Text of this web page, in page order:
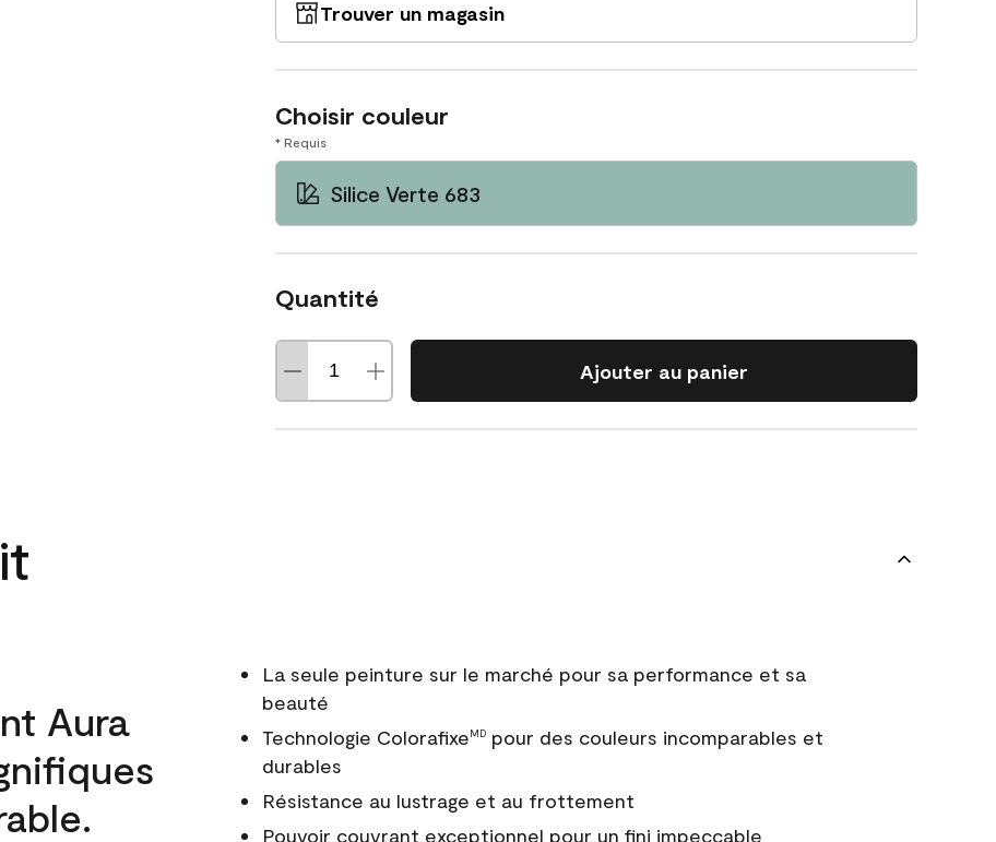
Trouver un magasin
Choisir couleur
* Requis
Silice Verte 683
Quantité
Ajouter au panier
Aura
La seule peinture sur le marché pour sa performance et sa
beauté
Technologie ColorafixeMDpour des couleurs incomparables et
durables
Résistance au lustrage et au frottement
Pouvoir couvrant exceptionnel pour un fini impeccable